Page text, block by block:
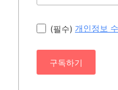
(필수) 개인정보
구독하기